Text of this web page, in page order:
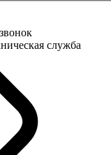
служба